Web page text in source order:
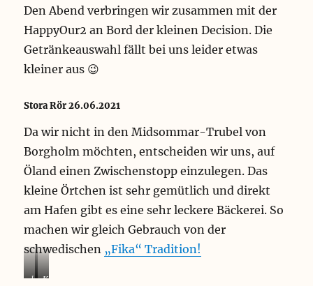
Den Abend verbringen wir zusammen mit der
HappyOur2 an Bord der kleinen Decision. Die
Getränkeauswahl fällt bei uns leider etwas
kleiner aus 😉
Stora Rör 26.06.2021
Da wir nicht in den Midsommar-Trubel von
Borgholm möchten, entscheiden wir uns, auf
Öland einen Zwischenstopp einzulegen. Das
kleine Örtchen ist sehr gemütlich und direkt
am Hafen gibt es eine sehr leckere Bäckerei. So
machen wir gleich Gebrauch von der
schwedischen „Fika“Tradition!
l
K